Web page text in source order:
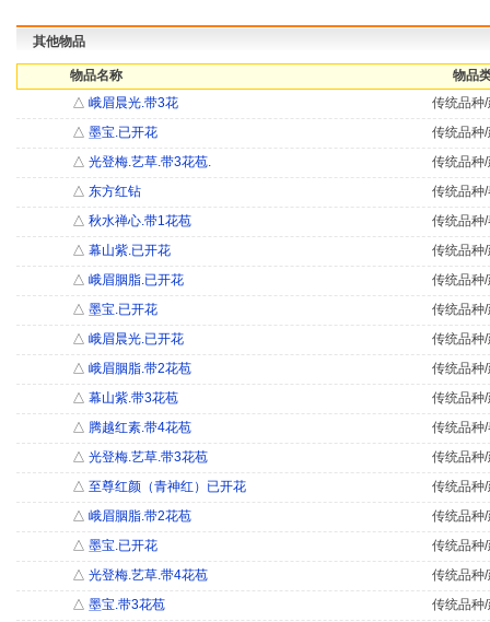
其他物品
物品名称
物品
△ 峨眉晨光.带3花
传统品种
△ 墨宝.已开花
传统品种
△ 光登梅.艺草.带3花苞.
传统品种
△ 东方红钻
传统品种
△ 秋水禅心.带1花苞
传统品种
△ 幕山紫.已开花
传统品种
△ 峨眉胭脂.已开花
传统品种
△ 墨宝.已开花
传统品种
△ 峨眉晨光.已开花
传统品种
△ 峨眉胭脂.带2花苞
传统品种
△ 幕山紫.带3花苞
传统品种
△ 腾越红素.带4花苞
传统品种
△ 光登梅.艺草.带3花苞
传统品种
△ 至尊红颜（青神红）已开花
传统品种
△ 峨眉胭脂.带2花苞
传统品种
△ 墨宝.已开花
传统品种
△ 光登梅.艺草.带4花苞
传统品种
△ 墨宝.带3花苞
传统品种